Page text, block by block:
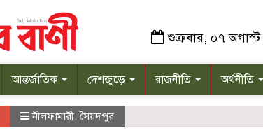
শুক্রবার, ০৭
আন্তর্জাতিক দেশজুড়ে রাজনীতি অর্থনীতি
নীলফামারী ,সৈয়দপুর